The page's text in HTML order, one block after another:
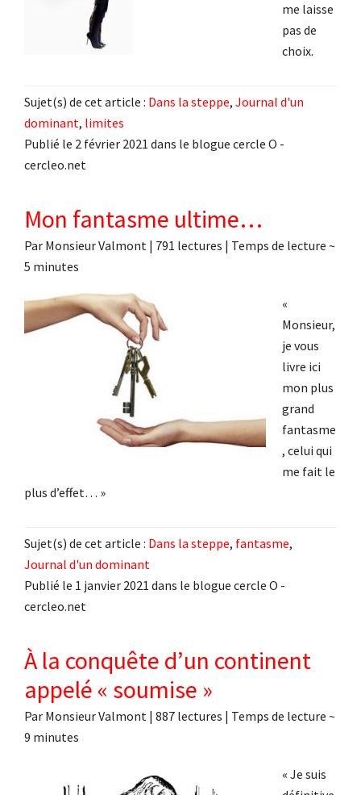
me laisse
pas de
choix.
Sujet(s) de cet article : Dans la steppe, Journal d'un
dominant, limites
Publié le 2 février 2021 dans le blogue cercle O -
cercleo.net
Mon fantasme ultime…
Par Monsieur Valmont | 791 lectures | Temps de lecture ~
5 minutes
«
Monsieur,
je vous
livre ici
mon plus
grand
fantasme
, celui qui
me fait le
plus d’effet… »
Sujet(s) de cet article : Dans la steppe, fantasme,
Journal d'un dominant
Publié le 1 janvier 2021 dans le blogue cercle O -
cercleo.net
À la conquête d’un continent
appelé « soumise »
Par Monsieur Valmont | 887 lectures | Temps de lecture ~
9 minutes
« Je suis